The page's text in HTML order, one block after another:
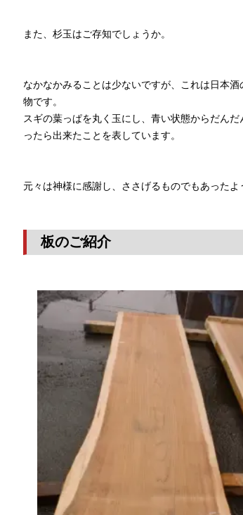
また、杉玉はご存知でしょうか。
なかなかみることは少ないですが、これは日本
物です。
スギの葉っぱを丸く玉にし、青い状態からだん
ったら出来たことを表しています。
元々は神様に感謝し、ささげるものでもあったよ
板のご紹介